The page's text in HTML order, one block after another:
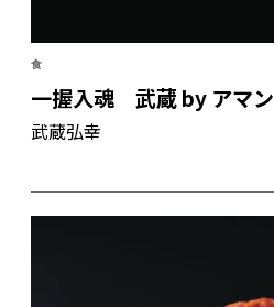
食
一握入魂 武蔵 by アマン
武蔵弘幸